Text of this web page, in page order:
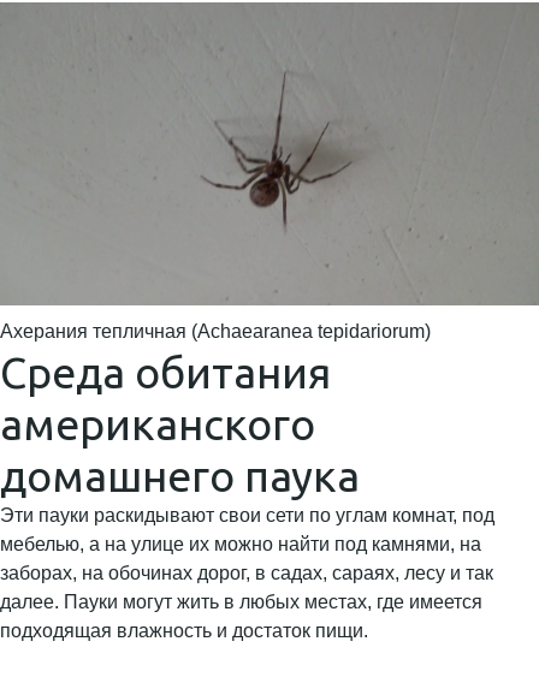
Ахерания тепличная (Achaearanea tepidariorum)
Среда обитания
американского
домашнего паука
Эти пауки раскидывают свои сети по углам комнат, под
мебелью, а на улице их можно найти под камнями, на
заборах, на обочинах дорог, в садах, сараях, лесу и так
далее. Пауки могут жить в любых местах, где имеется
подходящая влажность и достаток пищи.